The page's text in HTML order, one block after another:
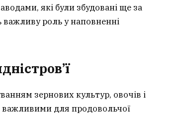
які були збудовані ще за
важливу роль у наповненні
зернових культур, овочів і
важливими для продовольчої